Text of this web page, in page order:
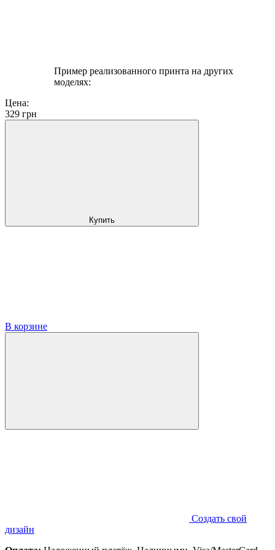
Пример реализованного принта на других
моделях:
Цена:
329 грн
Купить
В корзине
Создать свой
дизайн